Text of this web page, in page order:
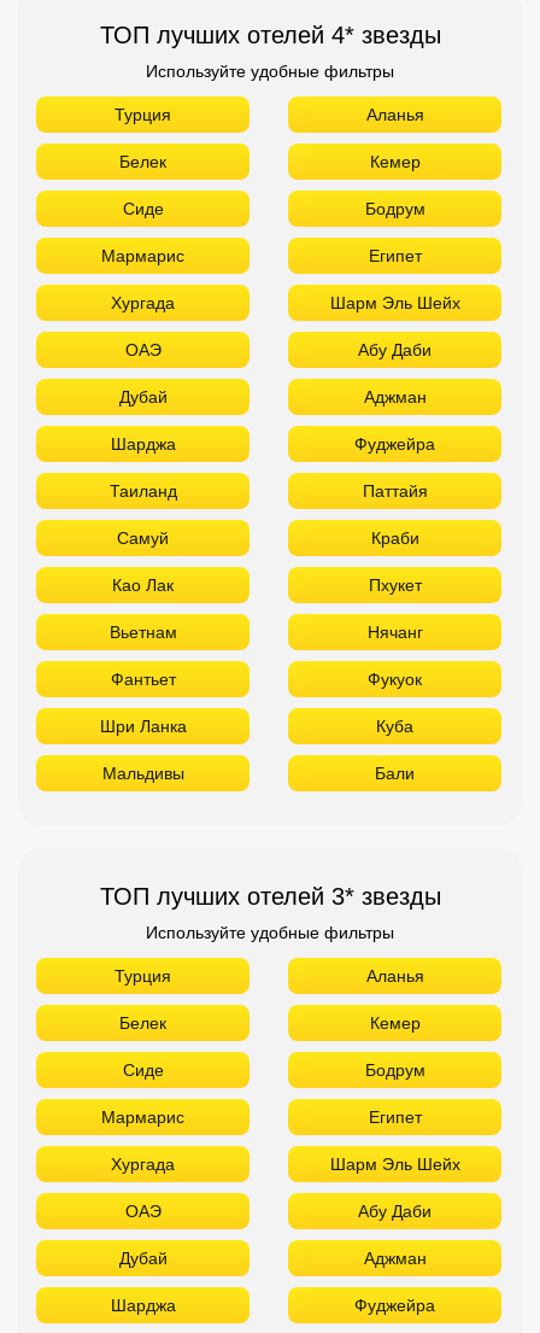
ТОП лучших отелей 4* звезды
Используйте удобные фильтры
Турция Аланья
Белек Кемер
Сиде Бодрум
Мармарис Египет
Хургада Шарм Эль Шейх
ОАЭ Абу Даби
Дубай Аджман
Шарджа Фуджейра
Таиланд Паттайя
Самуй Краби
Као Лак Пхукет
Вьетнам Нячанг
Фантьет Фукуок
Шри Ланка Куба
Мальдивы Бали
ТОП лучших отелей 3* звезды
Используйте удобные фильтры
Турция Аланья
Белек Кемер
Сиде Бодрум
Мармарис Египет
Хургада Шарм Эль Шейх
ОАЭ Абу Даби
Дубай Аджман
Шарджа Фуджейра